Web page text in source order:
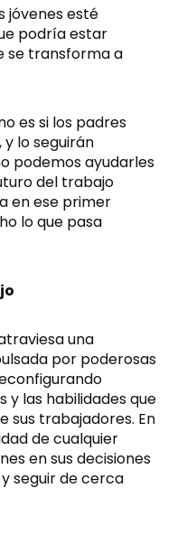
jóvenes esté
podría estar
se transforma a
es si los padres
lo seguirán
podemos ayudarles
del trabajo
en ese primer
lo que pasa
una
por poderosas
y las habilidades que
sus trabajadores. En
de cualquier
en sus decisiones
seguir de cerca